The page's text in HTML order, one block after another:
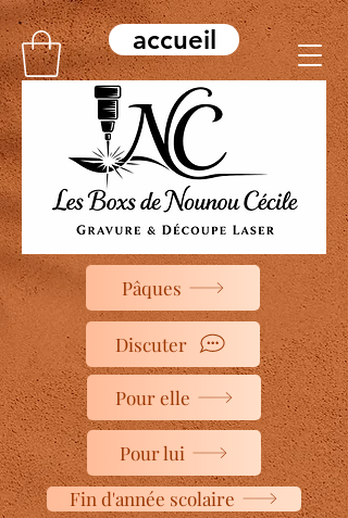
Fin d'année scolaire
Pour elle
Pour lui
Discuter
accueil
Pâques